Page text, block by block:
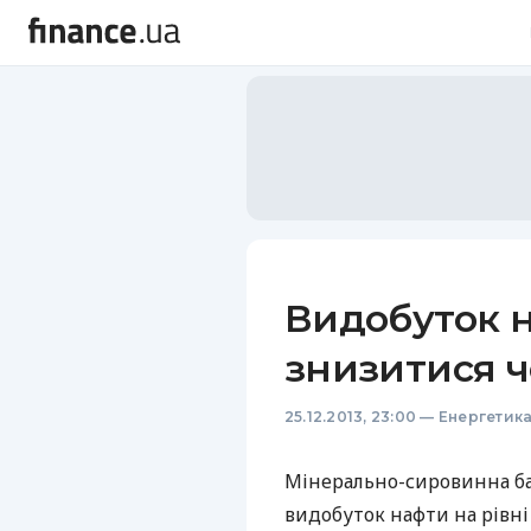
Видобуток
знизитися
25.12.2013, 23:00 — Енергетика
Мінерально-сировинна
видобуток нафти на